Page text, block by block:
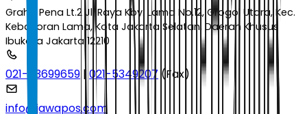
Graha Pena Lt.2 Jl. Raya Kby. Lama No.12, Grogol Utara, Kec.
Kebayoran Lama, Kota Jakarta Selatan, Daerah Khusus
Ibukota Jakarta 12210
021-53699659 |021-5349207 (Fax)
info@jawapos.com